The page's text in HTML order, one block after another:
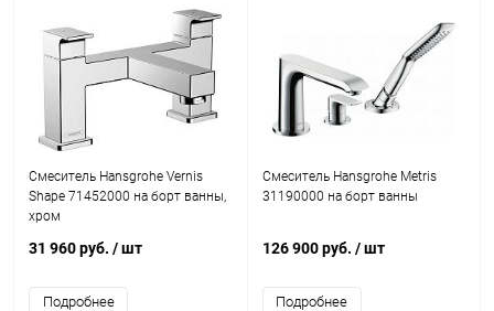
Смеситель Hansgrohe Vernis
Shape 71452000 на борт ванны,
хром
31 960 руб. / шт
Подробнее
Смеситель Hansgrohe Metris
31190000 на борт ванны
126 900 руб. / шт
Подробнее